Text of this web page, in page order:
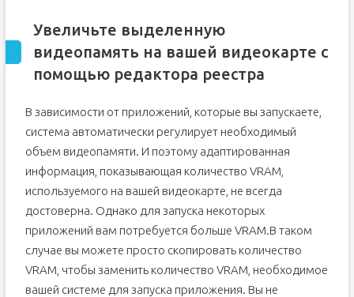
Увеличьте выделенную
видеопамять на вашей видеокарте с
помощью редактора реестра
В зависимости от приложений, которые вы запускаете,
система автоматически регулирует необходимый
объем видеопамяти. И поэтому адаптированная
информация, показывающая количество VRAM,
используемого на вашей видеокарте, не всегда
достоверна. Однако для запуска некоторых
приложений вам потребуется больше VRAM.В таком
случае вы можете просто скопировать количество
VRAM, чтобы заменить количество VRAM, необходимое
вашей системе для запуска приложения. Вы не